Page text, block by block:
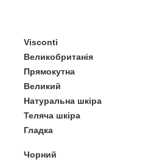
Visconti
Великобританія
Прямокутна
Великий
Натуральна шкіра
Теляча шкіра
Гладка
Чорний